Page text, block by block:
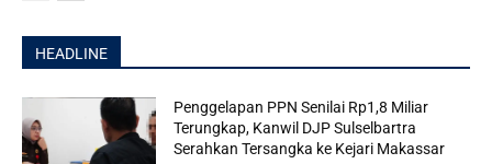
HEADLINE
Penggelapan PPN Senilai Rp1,8 Miliar
Terungkap, Kanwil DJP Sulselbartra
Serahkan Tersangka ke Kejari Makassar